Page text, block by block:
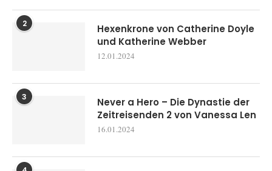
2
Hexenkrone von Catherine Doyle
und Katherine Webber
12.01.2024
3
Never a Hero – Die Dynastie der
Zeitreisenden 2 von Vanessa Len
16.01.2024